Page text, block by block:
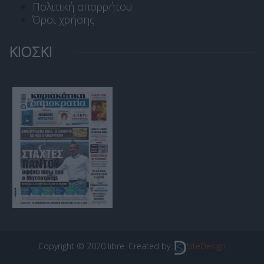
Πολιτική απορρήτου
Όροι χρήσης
ΚΙΟΣΚΙ
Copyright © 2020 libre. Created by: SiteDesign